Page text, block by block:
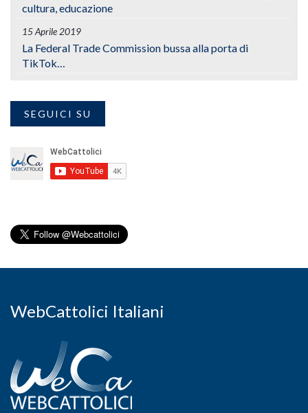
cultura, educazione
15 Aprile 2019
La Federal Trade Commission bussa alla porta di
TikTok…
SEGUICI SU
WebCattolici Italiani